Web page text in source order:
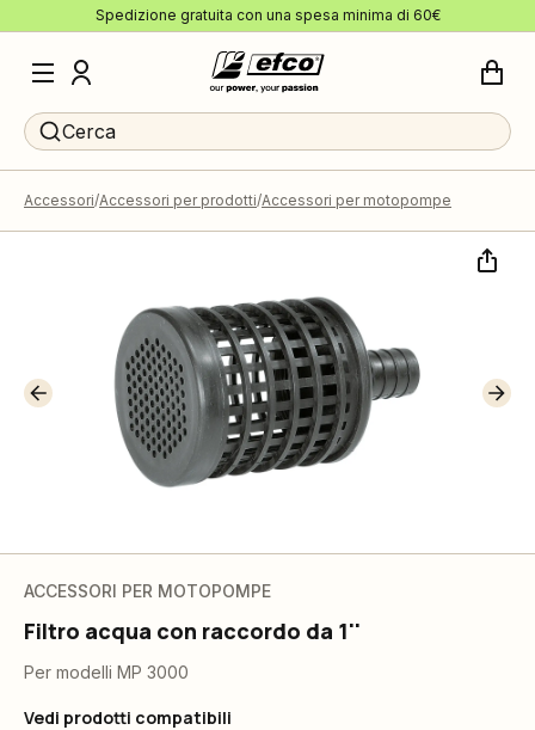
Spedizione gratuita con una spesa minima di 60€
Cerca
Accessori Accessori per prodotti Accessori per motopompe
ACCESSORI PER MOTOPOMPE
Filtro acqua con raccordo da 1''
Per modelli MP 3000
Vedi prodotti compatibili